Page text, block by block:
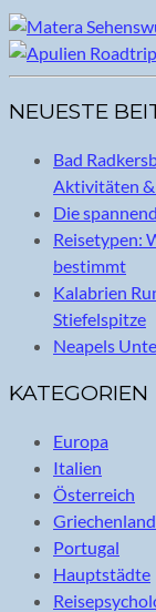
NEUESTE
Bad
Aktivitäten
Die
Reisetypen:
bestimmt
Kalabrien
Stiefelspitze
Neapels
KATEGORIEN
Europa
Italien
Österreich
Griechenland
Portugal
Hauptstädte